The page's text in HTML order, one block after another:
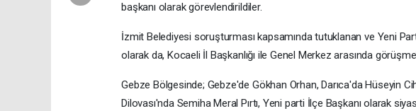
başkanı olarak görevlendirildiler.
İzmit Belediyesi soruşturması kapsamında tutuklanan ve Yeni
olarak da, Kocaeli İl Başkanlığı ile Genel Merkez arasında
Gebze Bölgesinde; Gebze'de Gökhan Orhan, Darıca'da Hüseyin
Dilovası'nda Semiha Meral Pırtı, Yeni parti İlçe Başkanı olarak